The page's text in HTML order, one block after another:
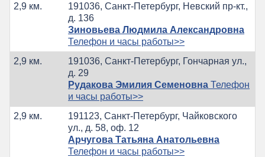
2,9 км.
191036, Санкт-Петербург, Невский пр-кт.,
д. 136
Зиновьева Людмила Александровна
Телефон и часы работы>>
2,9 км.
191036, Санкт-Петербург, Гончарная ул.,
д. 29
Рудакова Эмилия Семеновна Телефон
и часы работы>>
2,9 км.
191123, Санкт-Петербург, Чайковского
ул., д. 58, оф. 12
Арчугова Татьяна Анатольевна
Телефон и часы работы>>